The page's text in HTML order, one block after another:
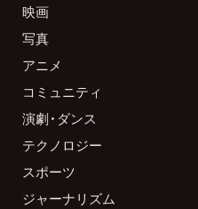
映画
写真
アニメ
コミュニティ
演劇・ダンス
テクノロジー
スポーツ
ジャーナリズム